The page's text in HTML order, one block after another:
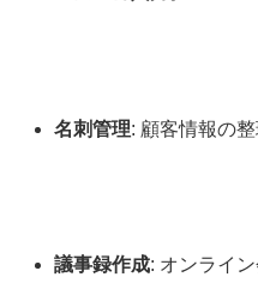
名刺管理: 顧客情報の
議事録作成: オンライ